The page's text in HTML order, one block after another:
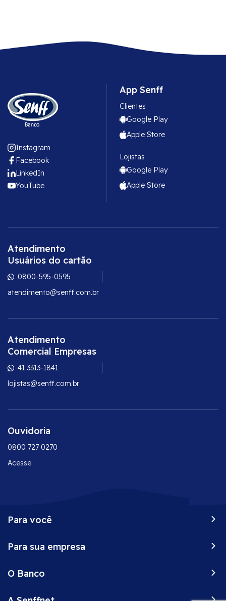
App Senff
Clientes
Google Play
Apple Store
Lojistas
Google Play
Apple Store
Instagram
Facebook
LinkedIn
YouTube
Atendimento
Usuários do cartão
0800-595-0595
atendimento@senff.com.br
Atendimento
Comercial Empresas
41 3313-1841
lojistas@senff.com.br
Ouvidoria
0800 727 0270
Acesse
Para você
Vantagens do seu cartão
Negocie suas dívidas
Para sua empresa
CDC
Investimentos
O Banco